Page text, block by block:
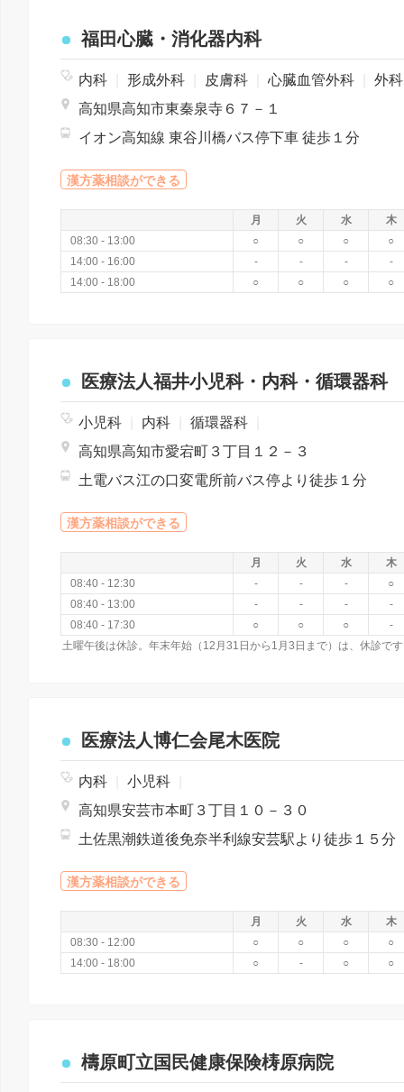
福田心臓・消化器内科
内科 形成外科 皮膚科 心臓血管外科
外
高知県高知市東秦泉寺６７－１
イオン高知線 東谷川橋バス停下車 徒歩１分
漢方薬相談ができる
月 火 水
木
08:30 - 13:00
○ ○ ○
○
14:00 - 16:00
- - -
-
14:00 - 18:00
○ ○ ○ ○
医療法人福井小児科・内科・循環器科
小児科 内科 循環器科
高知県高知市愛宕町３丁目１２－３
土電バス江の口変電所前バス停より徒歩１分
漢方薬相談ができる
月 火 水
木
08:40 - 12:30
- - -
○
08:40 - 13:00
- - -
-
08:40 - 17:30
○ ○ ○
-
土曜午後は休診。年末年始（12月31日から1月3日まで）は、休診で
医療法人博仁会尾木医院
内科 小児科
高知県安芸市本町３丁目１０－３０
土佐黒潮鉄道後免奈半利線安芸駅より徒歩１５分
漢方薬相談ができる
月 火 水
木
08:30 - 12:00
○ ○ ○
○
14:00 - 18:00
○ - ○ ○
檮原町立国民健康保険梼原病院